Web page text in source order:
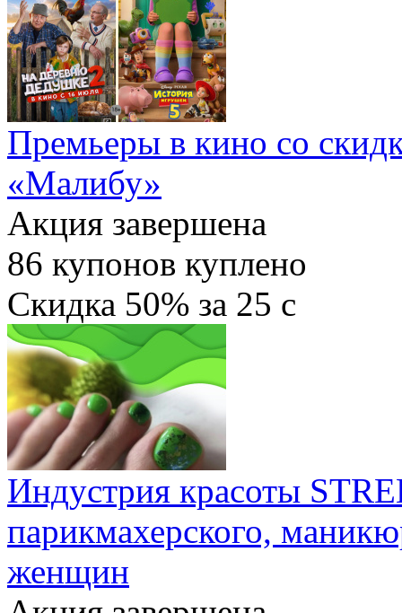
Премьеры в кино со
«Малибу»
Акция завершена
86 купонов куплено
Скидка 50% за 25 c
Индустрия красоты
парикмахерского,
женщин